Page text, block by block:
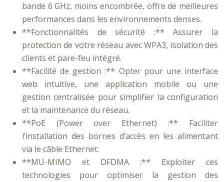
bande 6 GHz, moins encombrée, offre de meilleures
performances dans les environnements denses.
**Fonctionnalités de sécurité :** Assurer la
protection de votre réseau avec WPA3, isolation des
clients et pare-feu intégré.
**Facilité de gestion :** Opter pour une interface
web intuitive, une application mobile ou une
gestion centralisée pour simplifier la configuration
et la maintenance du réseau.
**PoE (Power over Ethernet) :** Faciliter
l’installation des bornes d’accès en les alimentant
via le câble Ethernet.
**MU-MIMO et OFDMA :** Exploiter ces
technologies pour optimiser la gestion des